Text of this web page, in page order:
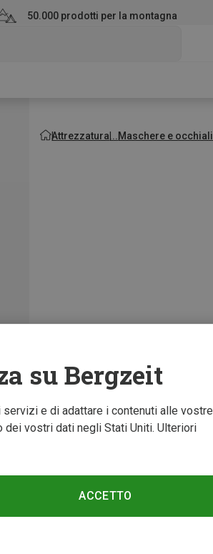
50.000 prodotti per la montagna
Attrezzatura Maschere e occhiali
su Bergzeit
e di adattare i contenuti alle vostre
vostri dati negli Stati Uniti. Ulteriori
ACCETTO